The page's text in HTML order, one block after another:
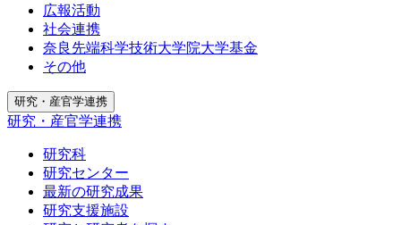
広報活動
社会連携
奈良先端科学技術大学院大学基金
その他
研究・産官学連携
研究・産官学連携
研究科
研究センター
最新の研究成果
研究支援施設